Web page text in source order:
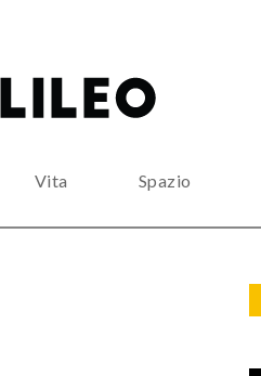
Vita Spazio